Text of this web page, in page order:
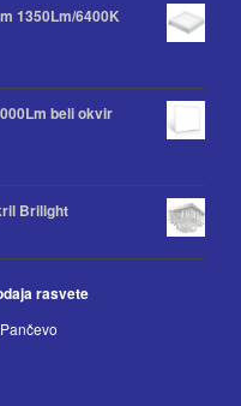
1350Lm/6400K
beli okvir
Brilight
rasvete